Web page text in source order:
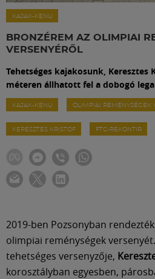
KAJAK-KENU
BRONZÉREM AZ OLIMPIAI
VERSENYÉRŐL
Tehetséges kajakosunk, Keresztes
méteren állhatott fel a dobogó
KAJAK-KENU OLIMPIAI REMÉNYSÉGEK
KERESZTES KRISTÓF FTC-REKONTIR
2019-ben Pozsonyban
olimpiai reménységek
tehetséges versenyzője,
korosztályban egyesben,
Labdarúgás
Meccscenter
Klub
Szolgáltatások
Közösség